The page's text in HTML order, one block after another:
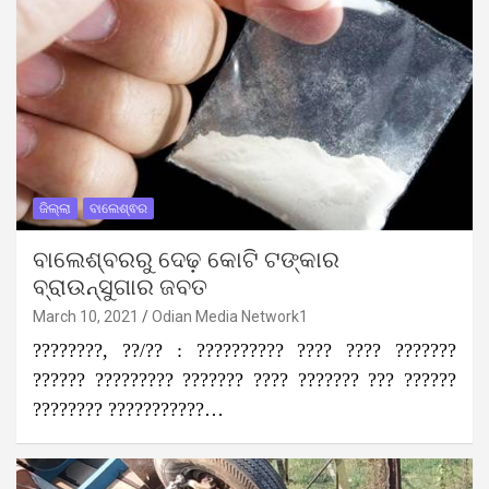
ଜିଲ୍ଲା ବାଲେଶ୍ଵର
ବାଲେଶ୍ବରରୁ ଦେଢ଼ କୋଟି ଟଙ୍କାର
ବ୍ରାଉନ୍‌ସୁଗାର ଜବତ
March 10, 2021 Odian Media Network1
????????, ??/?? : ?????????? ???? ???? ???????
?????? ????????? ??????? ???? ??????? ??? ??????
???????? ???????????…